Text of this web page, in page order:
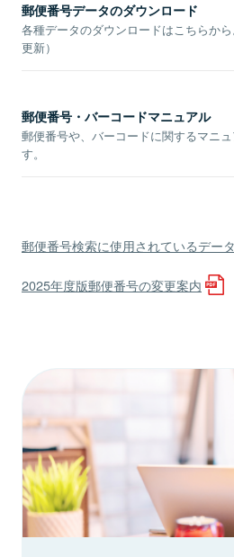
郵便番号データのダウンロード
各種データのダウンロードはこちらか
更新）
郵便番号・バーコードマニュアル
郵便番号や、バーコードに関するマニ
す。
郵便番号検索に使用されているデー
2025年度版郵便番号の変更案内